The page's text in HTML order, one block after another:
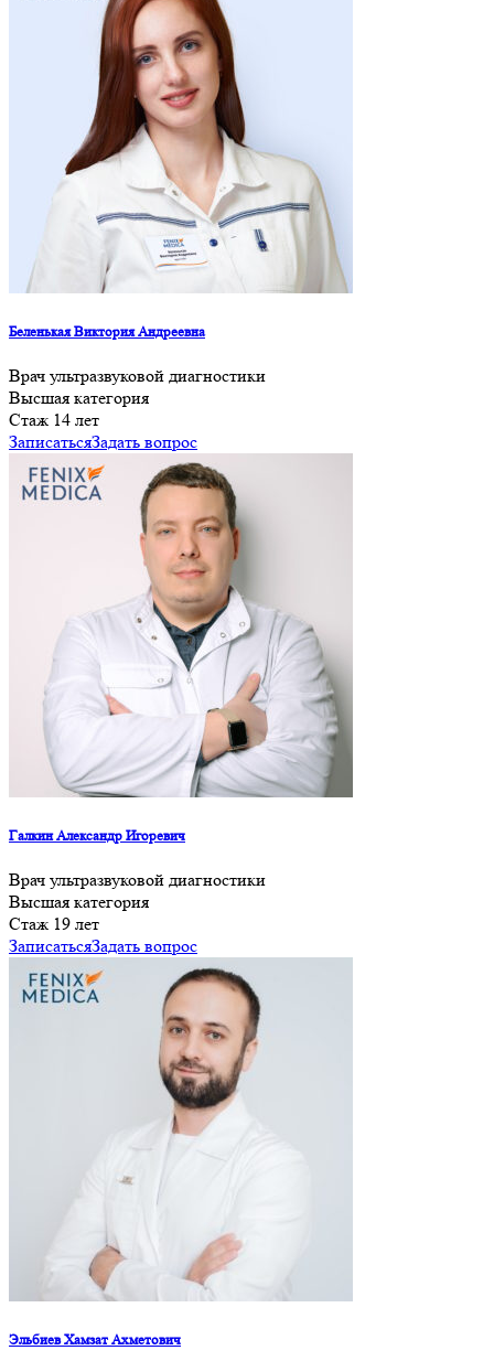
Беленькая Виктория Андреевна
Врач ультразвуковой диагностики
Высшая категория
Cтаж 14 лет
ЗаписатьсяЗадать вопрос
Галкин Александр Игоревич
Врач ультразвуковой диагностики
Высшая категория
Cтаж 19 лет
ЗаписатьсяЗадать вопрос
Эльбиев Хамзат Ахметович